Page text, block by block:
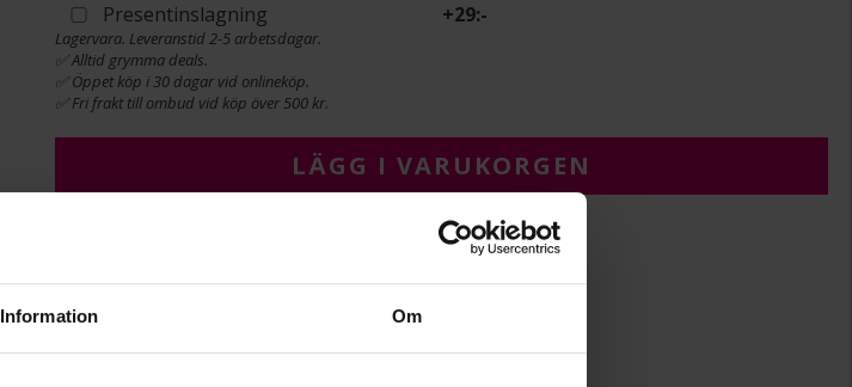
Information Om
Presentinslagning +29:-
Lagervara. Leveranstid 2-5 arbetsdagar.
✅ Alltid grymma deals.
✅ Öppet köp i 30 dagar vid onlineköp.
✅ Fri frakt till ombud vid köp över 500 kr.
LÄGG I VARUKORGEN
LÄNGD CA (CM)
VARUMÄRKE
Albrekts Guld